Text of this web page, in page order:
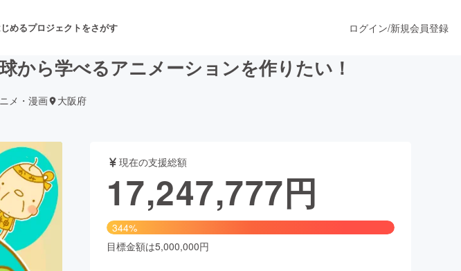
めるプロジェクトをさがす
舞台・パフォーマンス
フード・飲食店 ファッション
ログイン/新規会員登録
から学べるアニメーションを作りたい！
メ・漫画 大阪府
現在の支援総額
17,247,777円
344%
目標金額は5,000,000円